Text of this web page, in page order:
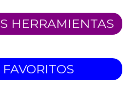
HERRAMIENTAS